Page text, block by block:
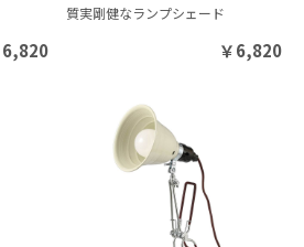
6,820
質実剛健なランプシェード
￥6,820